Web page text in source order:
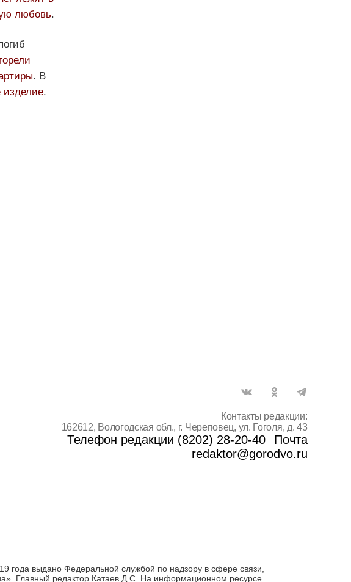
любовь.
. В
изделие.
Контакты редакции:
162612, Вологодская обл., г. Череповец, ул. Гоголя, д. 43
Телефон редакции (8202) 28-20-40
Почта
redaktor@gorodvo.ru
выдано Федеральной службой по надзору в сфере связи,
Главный редактор Катаев Д.С. На информационном ресурсе